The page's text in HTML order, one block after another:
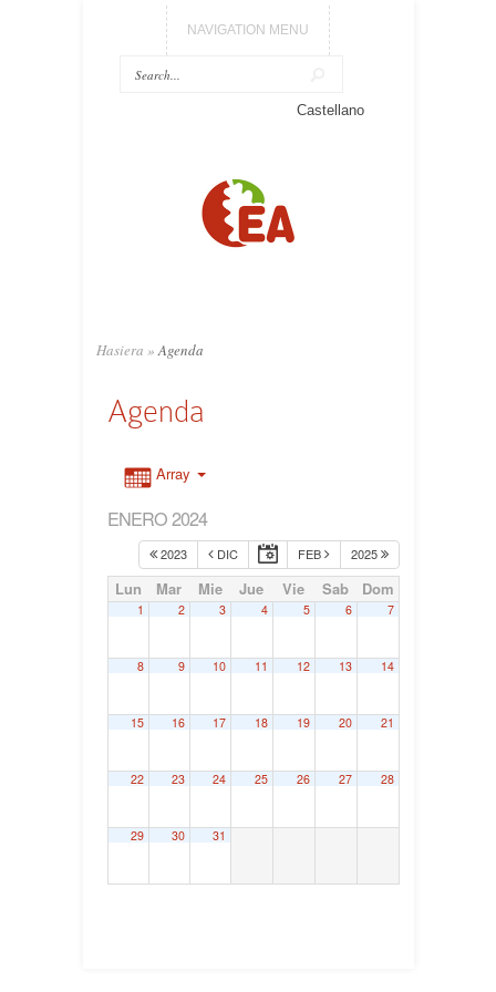
NAVIGATION MENU
Castellano
Hasiera » Agenda
Agenda
Array
ENERO 2024
2023 DIC FEB 2025
Lun Mar Mie Jue Vie Sab Dom
1 2 3 4 5 6 7
8 9 10 11 12 13 14
15 16 17 18 19 20 21
22 23 24 25 26 27 28
29 30 31